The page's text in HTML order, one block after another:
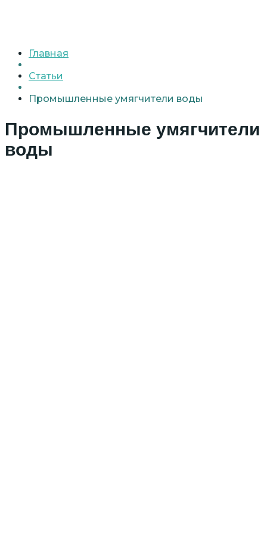
Главная
Статьи
Промышленные умягчители воды
Промышленные умягчители
воды